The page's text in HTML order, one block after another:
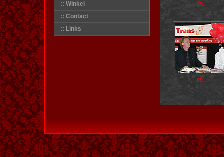
:: Winkel
:: Contact
:: Links
05
09